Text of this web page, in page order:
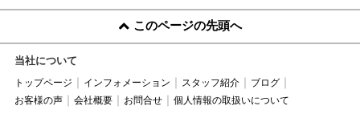
このページの先頭へ
当社について
トップページ インフォメーション スタッフ紹介
ブログ
お客様の声
会社概要 お問合せ 個人情報の取扱いについて